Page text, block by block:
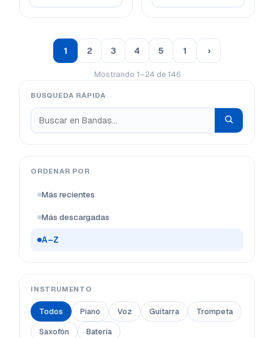
BÚSQUEDA RÁPIDA
ORDENAR POR
Más recientes
Más descargadas
A–Z
INSTRUMENTO
Todos Piano Voz Guitarra
Trompeta
Saxofón
Batería
1 2 3 4 5 1 ›
Mostrando 1–24 de 146